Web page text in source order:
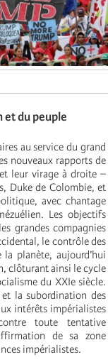
et du peuple
au service du grand
nouveaux rapports de
leur virage à droite –
Duke de Colombie, et
avec chantage
Les objectifs
grandes compagnies
le contrôle des
planète, aujourd’hui
clôturant ainsi le cycle
du XXIe siècle.
la subordination des
intérêts impérialistes
toute tentative
de sa zone
impérialistes.